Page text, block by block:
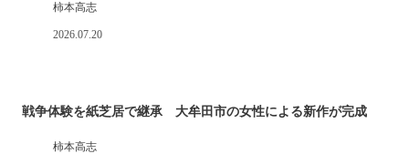
柿本高志
2026.07.20
戦争体験を紙芝居で継承 大牟田市の女性による新作が完成
柿本高志